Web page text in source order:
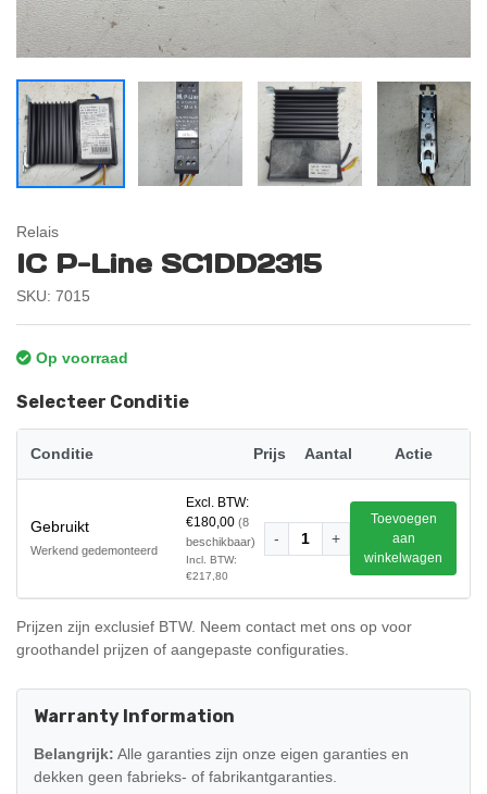
Relais
IC P-Line SC1DD2315
SKU: 7015
Op voorraad
Selecteer Conditie
Conditie Prijs Aantal Actie
Gebruikt
Werkend gedemonteerd
Excl. BTW:
€180,00(8
beschikbaar)
Incl. BTW:
€217,80
- 1 +
Toevoegen
aan
winkelwagen
Prijzen zijn exclusief BTW. Neem contact met ons op voor
groothandel prijzen of aangepaste configuraties.
Warranty Information
Belangrijk: Alle garanties zijn onze eigen garanties en
dekken geen fabrieks- of fabrikantgaranties.